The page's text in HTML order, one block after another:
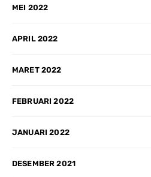
MEI 2022
APRIL 2022
MARET 2022
FEBRUARI 2022
JANUARI 2022
DESEMBER 2021